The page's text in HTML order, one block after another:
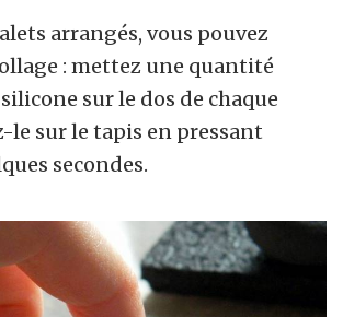
arrangés, vous pouvez
: mettez une quantité
sur le dos de chaque
le sur le tapis en pressant
secondes.